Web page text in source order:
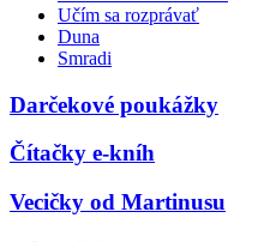
Učím sa rozprávať
Duna
Smradi
Darčekové poukážky
Čítačky e-kníh
Vecičky od Martinusu